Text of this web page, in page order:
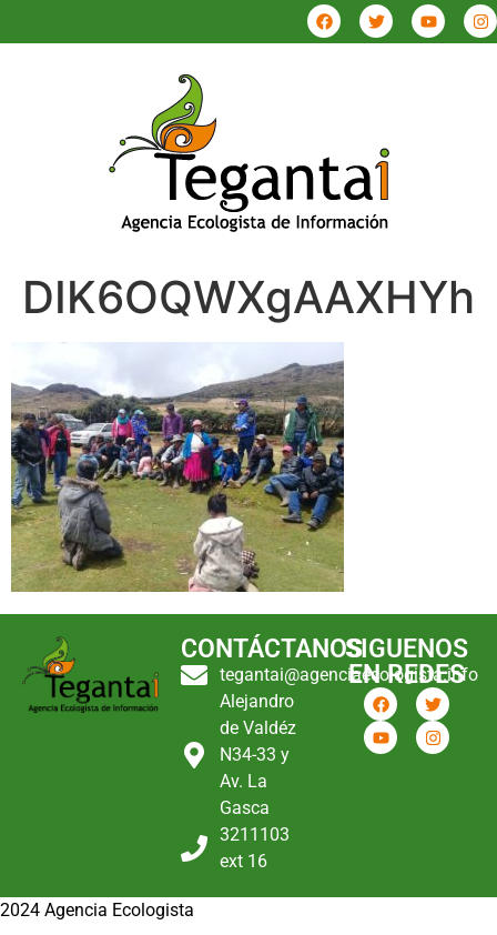
DIK6OQWXgAAXHYh
CONTÁCTANOS
tegantai@agenciaecologista.info
Alejandro
de Valdéz
N34-33 y
Av. La
Gasca
3211103
ext 16
SIGUENOS
EN REDES
2024 Agencia Ecologista